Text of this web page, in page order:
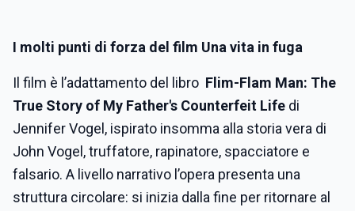
I molti punti di forza del film Una vita in fuga
Il film è l’adattamento del libro Flim-Flam Man: The
True Story of My Father's Counterfeit Life di
Jennifer Vogel, ispirato insomma alla storia vera di
John Vogel, truffatore, rapinatore, spacciatore e
falsario. A livello narrativo l’opera presenta una
struttura circolare: si inizia dalla fine per ritornare al